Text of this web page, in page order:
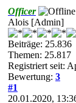
Officer
Alois [Admin]
Beiträge: 25.836
Themen: 25.817
Registriert seit:
Bewertung: 3
#1
20.01.2020,